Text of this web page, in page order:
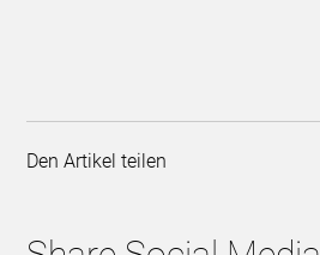
Den Artikel teilen